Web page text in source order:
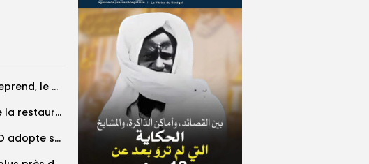
‎CAN féminine 2026 : le Nigeria se reprend, le Malawi surprend encore...
Magal Touba : dans les coulisses de la restauration de la presse...
Politique de la jeunesse : la CEDEAO adopte son plan d’actions stratégiques...